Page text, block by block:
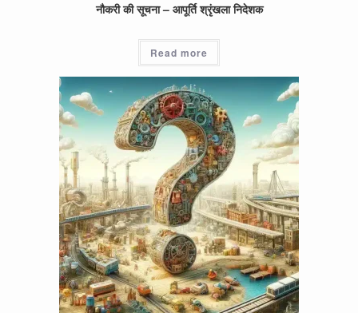
नौकरी की सूचना – आपूर्ति श्रृंखला निदेशक
Read more